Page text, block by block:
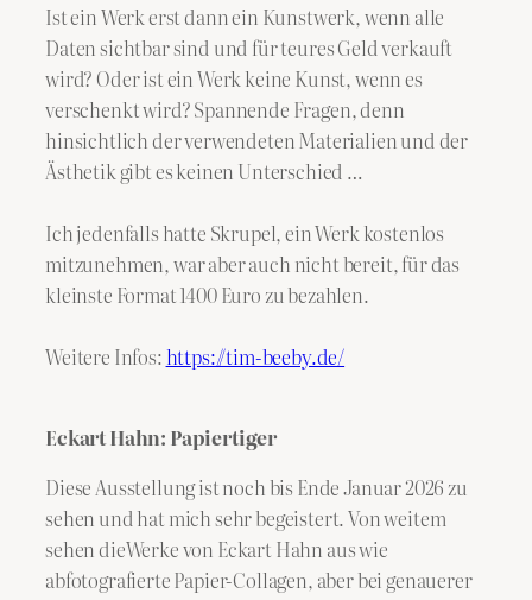
Ist ein Werk erst dann ein Kunstwerk, wenn alle
Daten sichtbar sind und für teures Geld verkauft
wird? Oder ist ein Werk keine Kunst, wenn es
verschenkt wird? Spannende Fragen, denn
hinsichtlich der verwendeten Materialien und der
Ästhetik gibt es keinen Unterschied …
Ich jedenfalls hatte Skrupel, ein Werk kostenlos
mitzunehmen, war aber auch nicht bereit, für das
kleinste Format 1400 Euro zu bezahlen.
Weitere Infos:https://tim-beeby.de/
Eckart Hahn: Papiertiger
Diese Ausstellung ist noch bis Ende Januar 2026 zu
sehen und hat mich sehr begeistert. Von weitem
sehen dieWerke von Eckart Hahn aus wie
abfotografierte Papier-Collagen, aber bei genauerer